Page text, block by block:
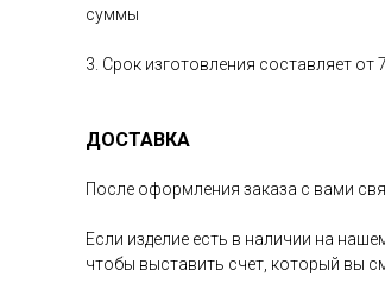
суммы
3. Срок изготовления составляет
ДОСТАВКА
После оформления заказа с вами
Если изделие есть в наличии на
чтобы выставить счет, который вы